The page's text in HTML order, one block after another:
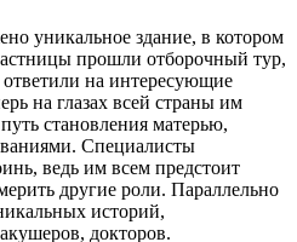
уникальное здание, в котором
прошли отборочный тур,
на интересующие
на глазах всей страны им
становления матерью,
Специалисты
ведь им всем предстоит
другие роли. Параллельно
историй,
докторов.